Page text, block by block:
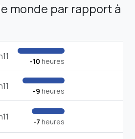
monde par rapport à
-10 heures
-9 heures
-7 heures